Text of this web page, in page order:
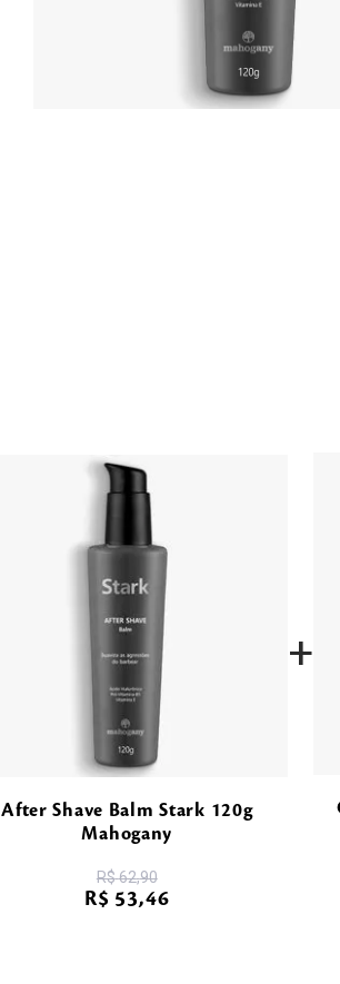
After Shave Balm Stark 120g
Mahogany
R$62,90
R$ 53,46
+